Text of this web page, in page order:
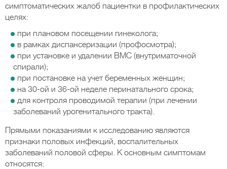
симптоматических жалоб пациентки в профилактических
целях:
при плановом посещении гинеколога;
в рамках диспансеризации (профосмотра);
при установке и удалении ВМС (внутриматочной
спирали);
при постановке на учет беременных женщин;
на 30-ой и 36-ой неделе перинатального срока;
для контроля проводимой терапии (при лечении
заболеваний урогенитального тракта).
Прямыми показаниями к исследованию являются
признаки половых инфекций, воспалительных
заболеваний половой сферы. К основным симптомам
относятся: